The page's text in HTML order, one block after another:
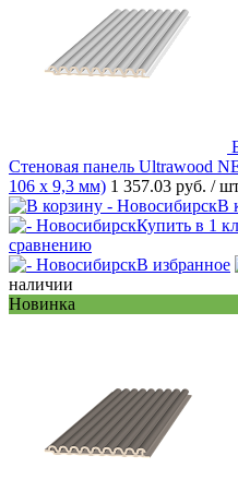
Стеновая панель Ultrawood
106 х 9,3 мм) 1 357.03 руб. /
В
Купить в 1
сравнению
В избранное
наличии
Новинка